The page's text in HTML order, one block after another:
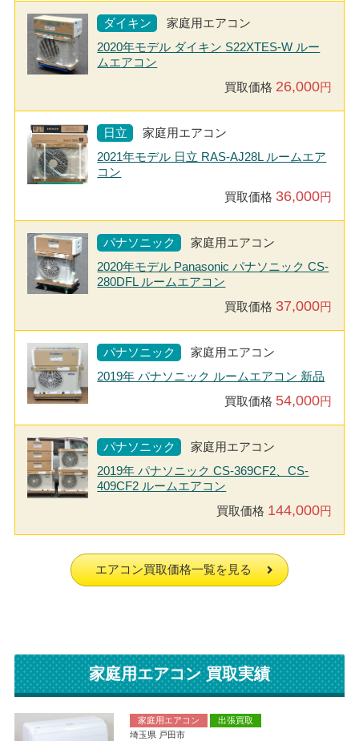
ダイキン
家庭用エアコン
2020年モデル ダイキン S22XTES-W ルー
ムエアコン
買取価格 26,000円
日立
家庭用エアコン
2021年モデル 日立 RAS-AJ28L ルームエア
コン
買取価格 36,000円
パナソニック
家庭用エアコン
2020年モデル Panasonic パナソニック CS-
280DFL ルームエアコン
買取価格 37,000円
パナソニック
家庭用エアコン
2019年 パナソニック ルームエアコン 新品
買取価格 54,000円
パナソニック
家庭用エアコン
2019年 パナソニック CS-369CF2、CS-
409CF2 ルームエアコン
買取価格 144,000円
エアコン買取価格一覧を見る
家庭用エアコン 買取実績
家庭用エアコン
出張買取
埼玉県 戸田市